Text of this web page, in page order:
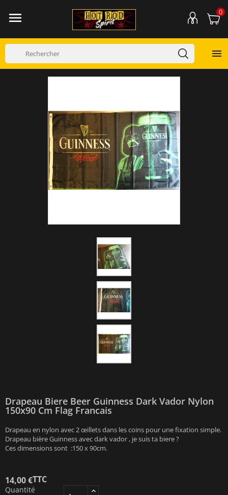
 0

Drapeau Biere Beer Guinness Dark Vador Nylon
150x90 Cm Flag Francais
Drapeau en nylon avec 2 œillets dans les coins pour une fixation simple.
Drapeau bière Guinness avec dark vador , je suis ta biere ?
Ces dimensions sont :150 x 90cm.
14,00 €TTC
Quantité